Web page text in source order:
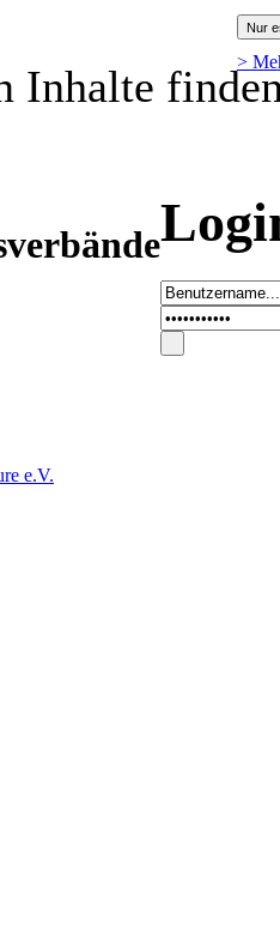
Nur
>
Inhalte
e.V.